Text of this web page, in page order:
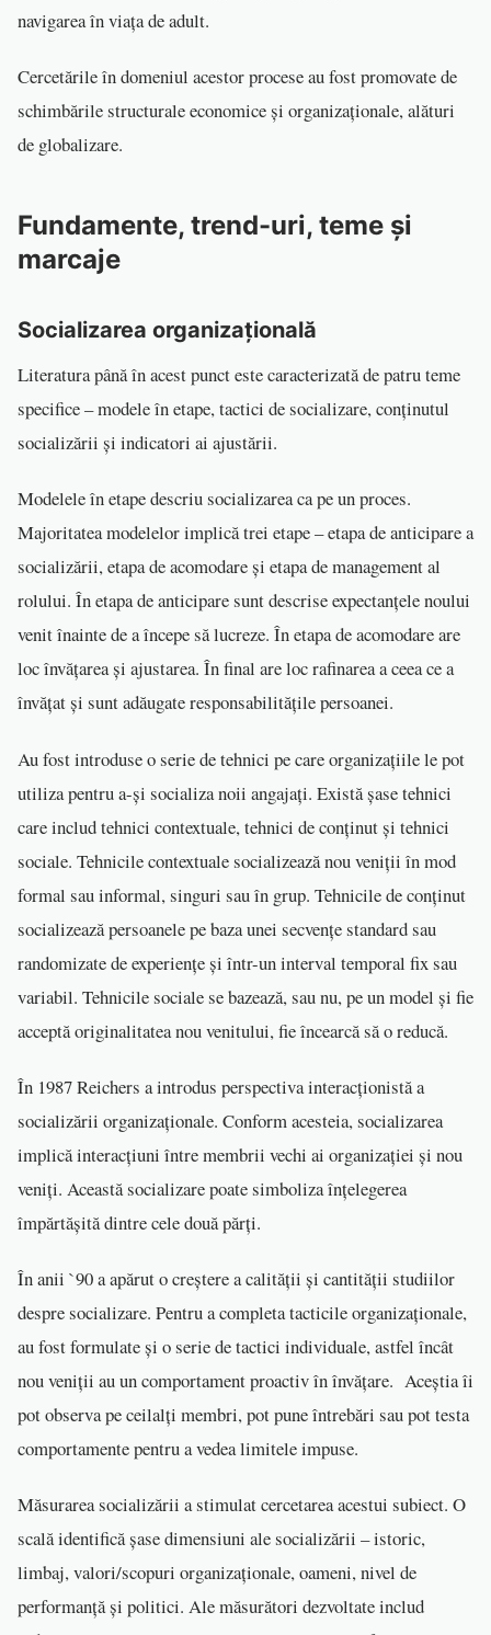
navigarea în viața de adult.
Cercetările în domeniul acestor procese au fost promovate de
schimbările structurale economice și organizaționale, alături
de globalizare.
Fundamente, trend-uri, teme și
marcaje
Socializarea organizațională
Literatura până în acest punct este caracterizată de patru teme
specifice – modele în etape, tactici de socializare, conținutul
socializării și indicatori ai ajustării.
Modelele în etape descriu socializarea ca pe un proces.
Majoritatea modelelor implică trei etape – etapa de anticipare a
socializării, etapa de acomodare și etapa de management al
rolului. În etapa de anticipare sunt descrise expectanțele noului
venit înainte de a începe să lucreze. În etapa de acomodare are
loc învățarea și ajustarea. În final are loc rafinarea a ceea ce a
învățat și sunt adăugate responsabilitățile persoanei.
Au fost introduse o serie de tehnici pe care organizațiile le pot
utiliza pentru a-și socializa noii angajați. Există șase tehnici
care includ tehnici contextuale, tehnici de conținut și tehnici
sociale. Tehnicile contextuale socializează nou veniții în mod
formal sau informal, singuri sau în grup. Tehnicile de conținut
socializează persoanele pe baza unei secvențe standard sau
randomizate de experiențe și într-un interval temporal fix sau
variabil. Tehnicile sociale se bazează, sau nu, pe un model și fie
acceptă originalitatea nou venitului, fie încearcă să o reducă.
În 1987 Reichers a introdus perspectiva interacționistă a
socializării organizaționale. Conform acesteia, socializarea
implică interacțiuni între membrii vechi ai organizației și nou
veniți. Această socializare poate simboliza înțelegerea
împărtășită dintre cele două părți.
În anii `90 a apărut o creștere a calității și cantității studiilor
despre socializare. Pentru a completa tacticile organizaționale,
au fost formulate și o serie de tactici individuale, astfel încât
nou veniții au un comportament proactiv în învățare. Aceștia îi
pot observa pe ceilalți membri, pot pune întrebări sau pot testa
comportamente pentru a vedea limitele impuse.
Măsurarea socializării a stimulat cercetarea acestui subiect. O
scală identifică șase dimensiuni ale socializării – istoric,
limbaj, valori/scopuri organizaționale, oameni, nivel de
performanță și politici. Ale măsurători dezvoltate includ